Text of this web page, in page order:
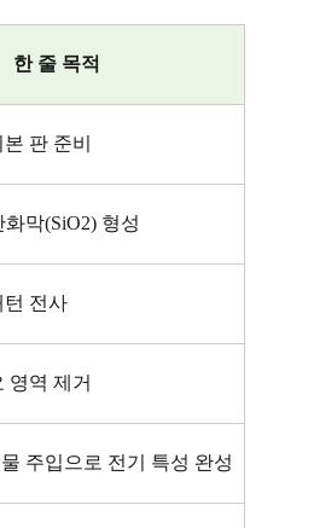
한 줄 목적
판 준비
화막(SiO2) 형성
턴 전사
영역 제거
주입으로 전기 특성 완성